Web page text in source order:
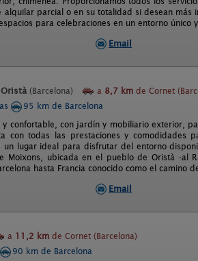
parcial o en su totalidad si desean
para celebraciones en un entorno único y
Email
(Barcelona) a 8,7 km de Cornet
95 km de Barcelona
y confortable, con jardín y mobiliario exterior,
con todas las prestaciones y comodidades
lugar ideal para disfrutar del entorno
Moixons, ubicada en el pueblo de Oristà -al
hasta Francia conocido como el camino
Email
a 11,2 km de Cornet (Barcelona)
90 km de Barcelona